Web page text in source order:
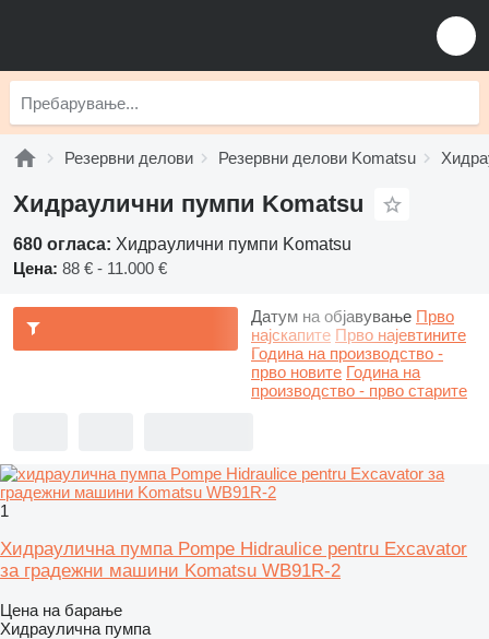
Резервни делови Резервни делови Komatsu
Хидраулични пумпи Komatsu
680 огласа: Хидраулични пумпи Komatsu
Цена: 88 € - 11.000 €
Датум на објавување Прво
најскапите Прво најевтините
Година на производство -
прво новите Година на
производство - прво старите
1
Хидраулична пумпа Pompe Hidraulice pentru Excavator
за градежни машини Komatsu WB91R-2
Цена на барање
Хидраулична пумпа